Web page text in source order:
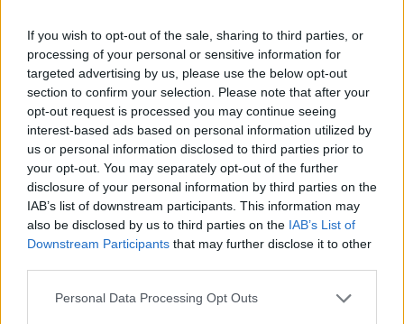
If you wish to opt-out of the sale, sharing to third parties, or
processing of your personal or sensitive information for
targeted advertising by us, please use the below opt-out
section to confirm your selection. Please note that after your
opt-out request is processed you may continue seeing
interest-based ads based on personal information utilized by
us or personal information disclosed to third parties prior to
your opt-out. You may separately opt-out of the further
disclosure of your personal information by third parties on the
IAB’s list of downstream participants. This information may
also be disclosed by us to third parties on the IAB’s List of
Downstream Participants that may further disclose it to other
Personal Data Processing Opt Outs
Εργασίες ασφαλτόστρωσης σε τρεις οδούς του
Βαρβασίου